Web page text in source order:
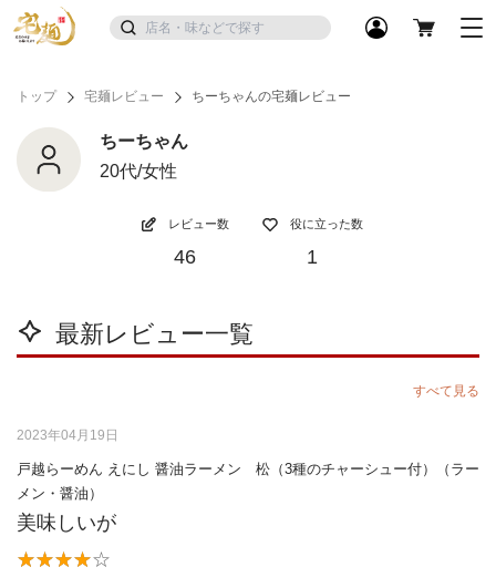
トップ 宅麺レビュー ちーちゃんの宅麺レビュー
ちーちゃん
20代/女性
レビュー数
46
役に立った数
1
最新レビュー一覧
すべて見る
2023年04月19日
戸越らーめん えにし 醤油ラーメン 松（3種のチャーシュー付）（ラー
メン・醤油）
美味しいが